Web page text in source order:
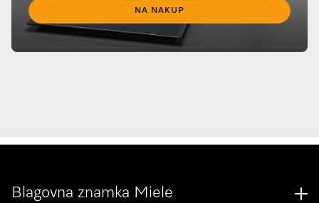
NA NAKUP
Blagovna znamka Miele